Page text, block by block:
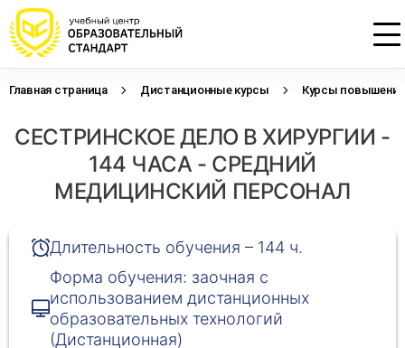
Главная страница Дистанционные курсы Курсы повышения
СЕСТРИНСКОЕ ДЕЛО В ХИРУРГИИ -
144 ЧАСА - СРЕДНИЙ
МЕДИЦИНСКИЙ ПЕРСОНАЛ
Длительность обучения – 144 ч.
Форма обучения: заочная с
использованием дистанционных
образовательных технологий
(Дистанционная)
Оставьте свои данные, наши специалисты
свяжутся с Вами
Оставьте свои данные, наши специалисты
свяжутся с Вами
начислением баллов 14 ЗЕТ
Оставьте свои данные, наши специалисты
проконсультируют Вас